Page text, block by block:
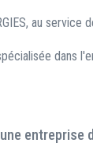
au service
dans
entreprise